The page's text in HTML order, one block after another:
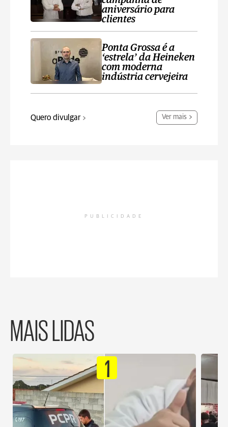
aniversário para
clientes
Ponta Grossa é a
‘estrela’ da Heineken
com moderna
indústria cervejeira
Quero divulgar Ver mais
PUBLICIDADE
MAIS LIDAS
1